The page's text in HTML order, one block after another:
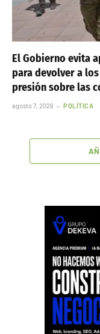
El Gobierno evita
para devolver a
presión sobre las
agosto 7, 2026 POLÍTICA